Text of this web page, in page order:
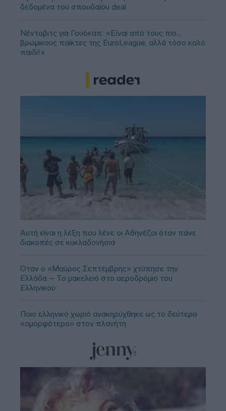
δεδομένα του σπουδαίου deal
Νέντοβιτς για Γουόκαπ: «Είναι από τους πιο...
βρώμικους παίκτες της EuroLeague, αλλά τόσο καλό
παιδί!»
Αυτή είναι η λέξη που λένε οι Αθηνέζοι όταν πάνε
διακοπές σε κυκλαδονήσια
Όταν ο «Μαύρος Σεπτέμβρης» χτύπησε την
Ελλάδα – Το μακελειό στο αεροδρόμιο του
Ελληνικού
Ποιο ελληνικό χωριό ανακηρύχθηκε ως το δεύτερο
«ομορφότερο» στον πλανήτη